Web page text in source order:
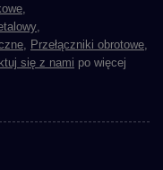
,
,
, Przełączniki obrotowe,
się z nami po więcej